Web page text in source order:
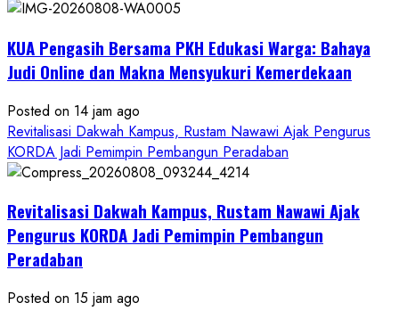
KUA Pengasih Bersama PKH Edukasi Warga: Bahaya
Judi Online dan Makna Mensyukuri Kemerdekaan
Posted on 14 jam ago
Revitalisasi Dakwah Kampus, Rustam Nawawi Ajak Pengurus
KORDA Jadi Pemimpin Pembangun Peradaban
Revitalisasi Dakwah Kampus, Rustam Nawawi Ajak
Pengurus KORDA Jadi Pemimpin Pembangun
Peradaban
Posted on 15 jam ago